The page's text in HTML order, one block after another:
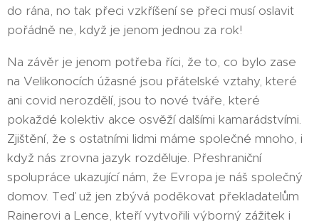
do rána, no tak přeci vzkříšení se přeci musí oslavit
pořádně ne, když je jenom jednou za rok!
Na závěr je jenom potřeba říci, že to, co bylo zase
na Velikonocích úžasné jsou přátelské vztahy, které
ani covid nerozdělí, jsou to nové tváře, které
pokaždé kolektiv akce osvěží dalšími kamarádstvími.
Zjištění, že s ostatními lidmi máme společné mnoho, i
když nás zrovna jazyk rozděluje. Přeshraniční
spolupráce ukazující nám, že Evropa je náš společný
domov. Teď už jen zbývá poděkovat překladatelům
Rainerovi a Lence, kteří vytvořili výborný zážitek i